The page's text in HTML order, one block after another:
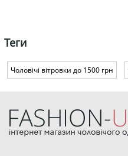
Теги
Чоловічі вітровки до 1500 грн